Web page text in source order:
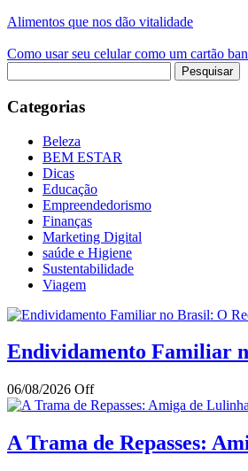
Alimentos que nos dão vitalidade
Como usar seu celular como um cartão
por:
Categorias
Beleza
BEM ESTAR
Dicas
Educação
Empreendedorismo
Finanças
Marketing Digital
saúde e Higiene
Sustentabilidade
Viagem
Endividamento Familiar
06/08/2026 Off
A Trama de Repasses: